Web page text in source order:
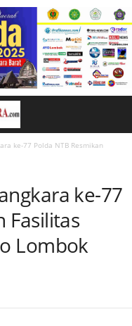
ke-77 Polda NTB Resmikan
ke-77
Fasilitas
Lombok